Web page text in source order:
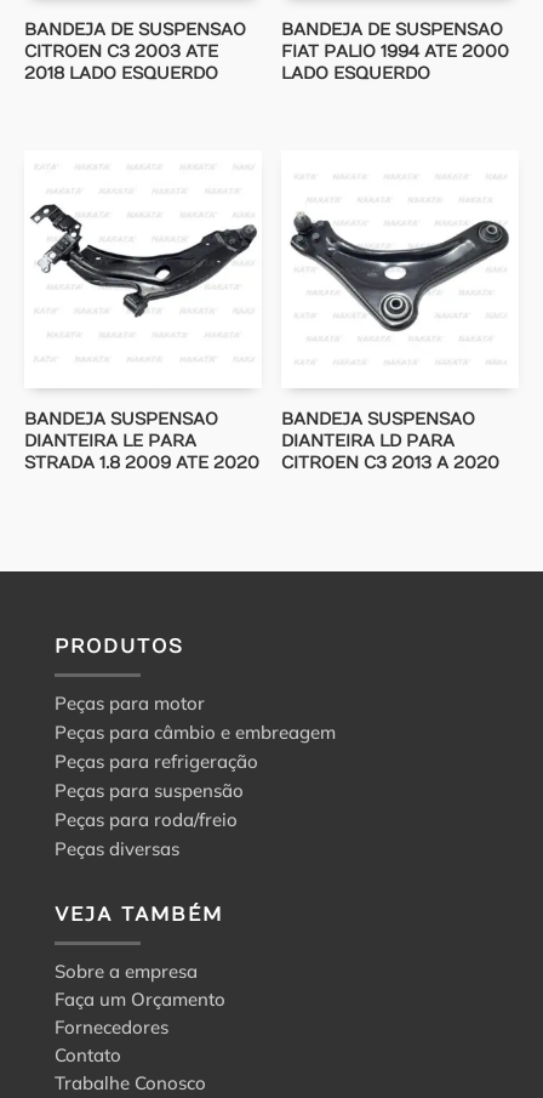
BANDEJA DE SUSPENSAO
CITROEN C3 2003 ATE
2018 LADO ESQUERDO
BANDEJA DE SUSPENSAO
FIAT PALIO 1994 ATE 2000
LADO ESQUERDO
BANDEJA SUSPENSAO
DIANTEIRA LE PARA
STRADA 1.8 2009 ATE 2020
BANDEJA SUSPENSAO
DIANTEIRA LD PARA
CITROEN C3 2013 A 2020
PRODUTOS
Peças para motor
Peças para câmbio e embreagem
Peças para refrigeração
Peças para suspensão
Peças para roda/freio
Peças diversas
VEJA TAMBÉM
Sobre a empresa
Faça um Orçamento
Fornecedores
Contato
Trabalhe Conosco